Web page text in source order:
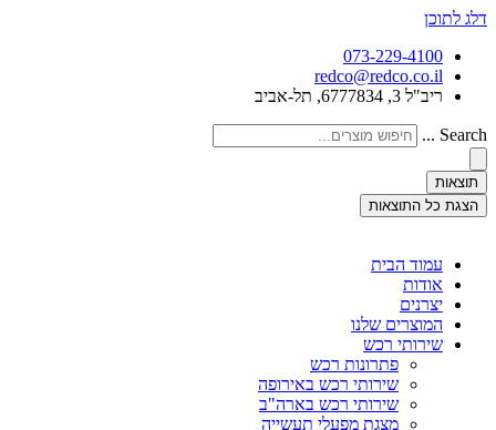
דלג לתוכן
073-229-4100
redco@redco.co.il
ריב"ל 3, 6777834, תל-אביב
Search ...
תוצאות
הצגת כל התוצאות
עמוד הבית
אודות
יצרנים
המוצרים שלנו
שירותי רכש
פתרונות רכש
שירותי רכש באירופה
שירותי רכש בארה"ב
מצגת מפעלי תעשייה